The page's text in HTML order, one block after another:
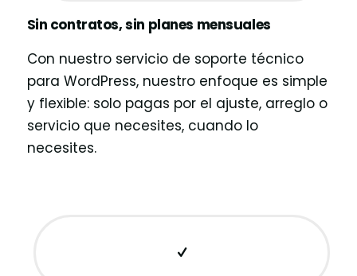
Sin contratos, sin planes mensuales
Con nuestro servicio de soporte técnico
para WordPress, nuestro enfoque es simple
y flexible: solo pagas por el ajuste, arreglo o
servicio que necesites, cuando lo
necesites.